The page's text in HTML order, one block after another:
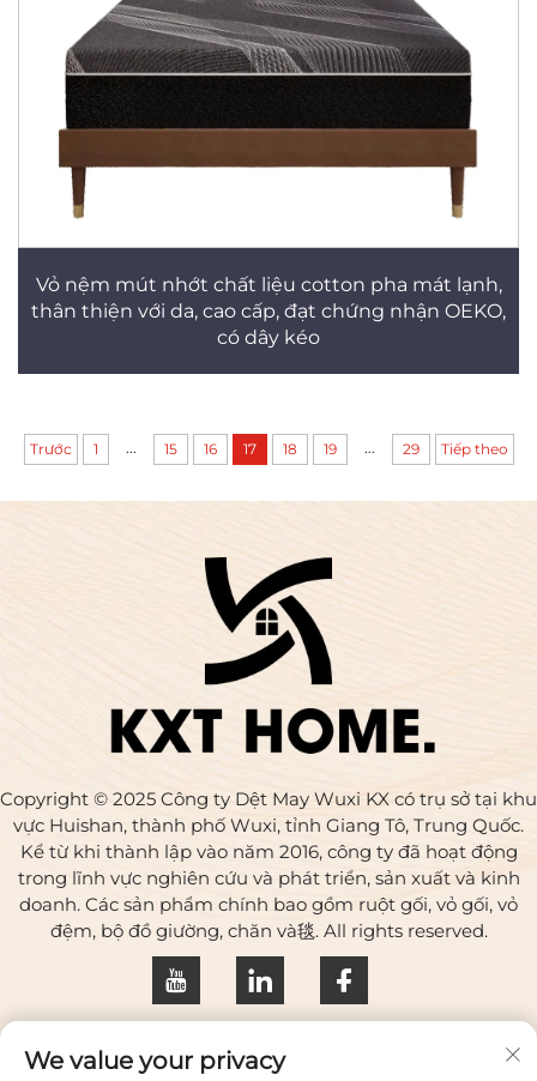
Vỏ nệm mút nhớt chất liệu cotton pha mát lạnh,
thân thiện với da, cao cấp, đạt chứng nhận OEKO,
có dây kéo
Trước 1 ... 15 16 17 18 19 ... 29 Tiếp theo
Copyright © 2025 Công ty Dệt May Wuxi KX có trụ sở tại khu
vực Huishan, thành phố Wuxi, tỉnh Giang Tô, Trung Quốc.
Kể từ khi thành lập vào năm 2016, công ty đã hoạt động
trong lĩnh vực nghiên cứu và phát triển, sản xuất và kinh
doanh. Các sản phẩm chính bao gồm ruột gối, vỏ gối, vỏ
đệm, bộ đồ giường, chăn và毯. All rights reserved.
Chính sách bảo mật
We value your privacy